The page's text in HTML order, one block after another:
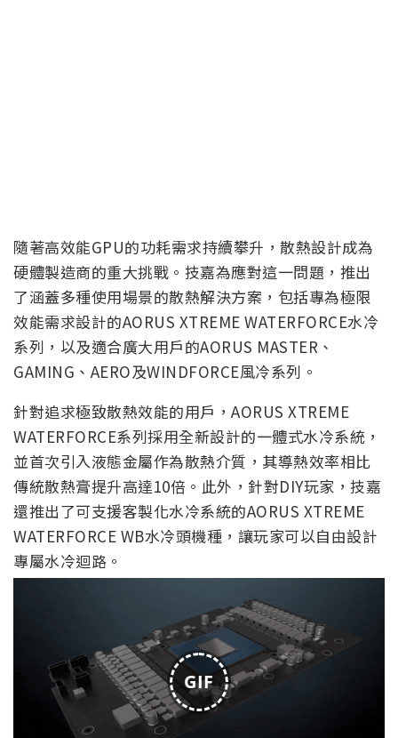
隨著高效能GPU的功耗需求持續攀升，散熱設計成為
硬體製造商的重大挑戰。技嘉為應對這一問題，推出
了涵蓋多種使用場景的散熱解決方案，包括專為極限
效能需求設計的AORUS XTREME WATERFORCE水冷
系列，以及適合廣大用戶的AORUS MASTER、
GAMING、AERO及WINDFORCE風冷系列。
針對追求極致散熱效能的用戶，AORUS XTREME
WATERFORCE系列採用全新設計的一體式水冷系統，
並首次引入液態金屬作為散熱介質，其導熱效率相比
傳統散熱膏提升高達10倍。此外，針對DIY玩家，技嘉
還推出了可支援客製化水冷系統的AORUS XTREME
WATERFORCE WB水冷頭機種，讓玩家可以自由設計
專屬水冷迴路。
GIF